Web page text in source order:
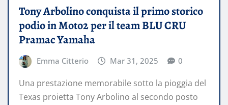
Tony Arbolino conquista il primo storico
podio in Moto2 per il team BLU CRU
Pramac Yamaha
Emma Citterio Mar 31, 2025 0
Una prestazione memorabile sotto la pioggia del
Texas proietta Tony Arbolino al secondo posto